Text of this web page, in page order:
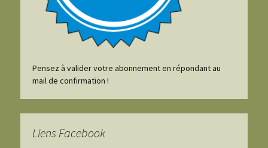
Pensez à valider votre abonnement en répondant au
mail de confirmation !
Liens Facebook